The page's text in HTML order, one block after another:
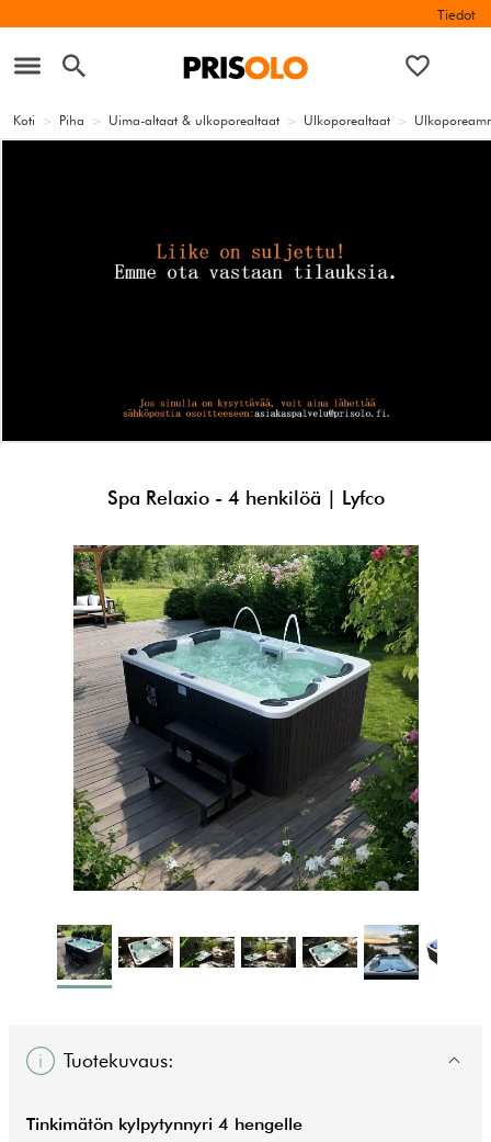
Tiedot
Koti > Piha > Uima-altaat & ulkoporealtaat > Ulkoporealtaat >
Spa Relaxio - 4 henkilöä | Lyfco
Tuotekuvaus:
Tinkimätön kylpytynnyri 4 hengelle